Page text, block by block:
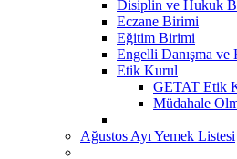
Disiplin ve Hukuk
Eczane Birimi
Eğitim Birimi
Engelli Danışma
Etik Kurul
GETAT Etik
Müdahale
Ağustos Ayı Yemek Listesi